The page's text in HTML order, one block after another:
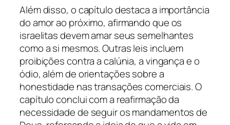
Além disso, o capítulo destaca a importância
do amor ao próximo, afirmando que os
israelitas devem amar seus semelhantes
como a si mesmos. Outras leis incluem
proibições contra a calúnia, a vingança e o
ódio, além de orientações sobre a
honestidade nas transações comerciais. O
capítulo conclui com a reafirmação da
necessidade de seguir os mandamentos de